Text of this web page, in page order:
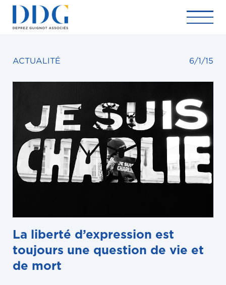
ACTUALITÉ 6/1/15
La liberté d’expression est
toujours une question de vie et
de mort